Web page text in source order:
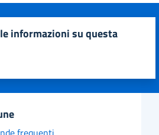
stelle su 5
su 5
5